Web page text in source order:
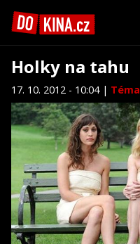
Holky na tahu
17. 10. 2012 - 10:04 | Téma